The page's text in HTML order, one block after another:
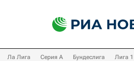
Ла Лига Серия А Бундеслига Лига 1